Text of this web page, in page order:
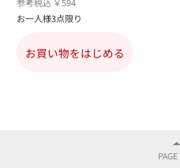
参考税込 ￥594
お一人様3点限り
お買い物をはじめる